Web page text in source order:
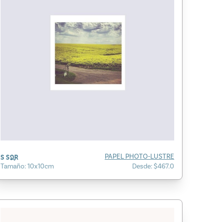
S SQR
PAPEL PHOTO-LUSTRE
Tamaño: 10x10cm
Desde: $467.0